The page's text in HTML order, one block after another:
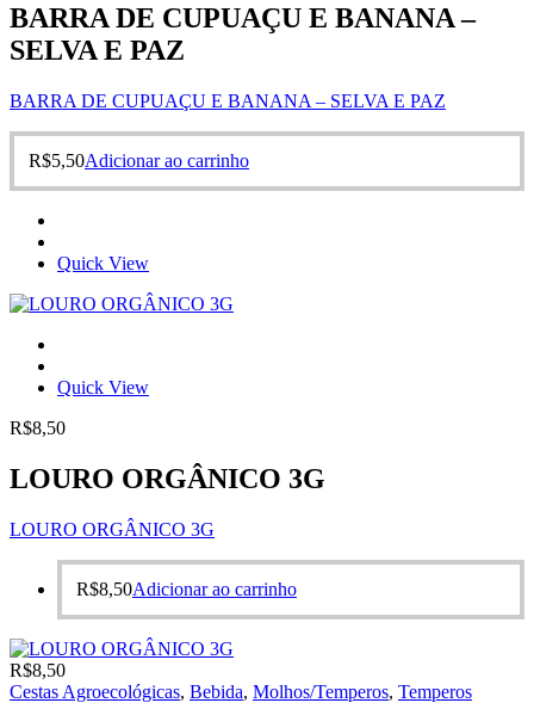
BARRA DE CUPUAÇU E BANANA –
SELVA E PAZ
BARRA DE CUPUAÇU E BANANA – SELVA E PAZ
R$5,50Adicionar ao carrinho
Quick View
Quick View
R$8,50
LOURO ORGÂNICO 3G
LOURO ORGÂNICO 3G
R$8,50Adicionar ao carrinho
R$8,50
Cestas Agroecológicas, Bebida, Molhos/Temperos, Temperos